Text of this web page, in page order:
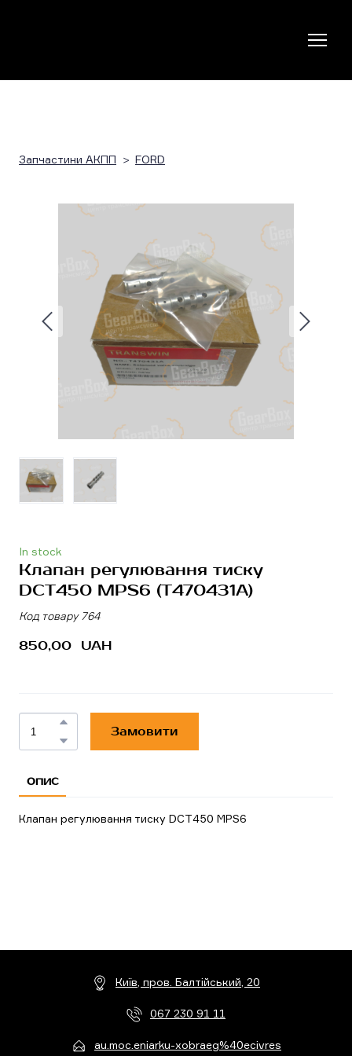
Запчастини АКПП FORD
In stock
Клапан регулювання тиску
DCT450 MPS6 (T470431A)
Код товару 764
850,00  UAH
Замовити
ОПИС
Клапан регулювання тиску DCT450 MPS6
Київ, пров. Балтійський, 20
067 230 91 11
au.moc.eniarku-xobraeg%40ecivres